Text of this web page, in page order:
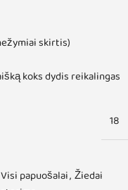
skirtis)
koks dydis reikalingas
18
Visi papuošalai, Žiedai